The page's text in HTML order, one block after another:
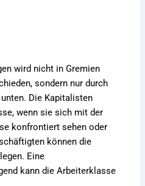
wird nicht in Gremien
sondern nur durch
Die Kapitalisten
wenn sie sich mit der
konfrontiert sehen oder
können die
Eine
kann die Arbeiterklasse